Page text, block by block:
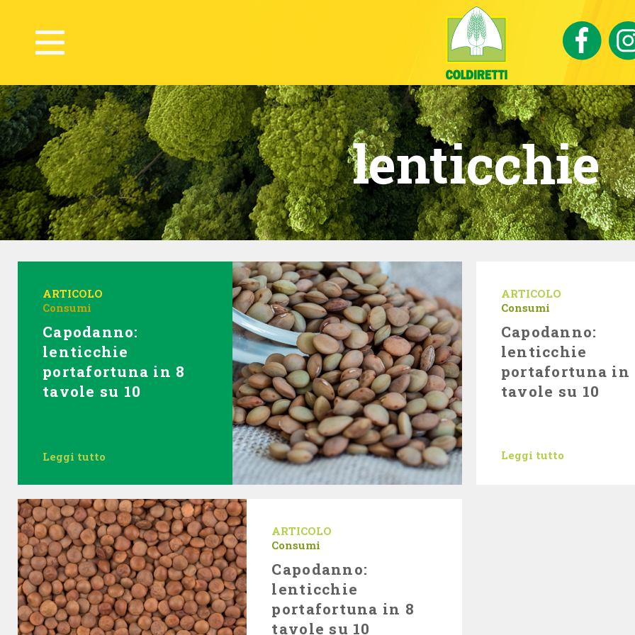
lenticchie
ARTICOLO
Consumi
Capodanno:
lenticchie
portafortuna in 8
tavole su 10
Leggi tutto
ARTICOLO
Consumi
Capodanno:
lenticchie
portafortuna in
tavole su 10
Leggi tutto
ARTICOLO
Consumi
Capodanno:
lenticchie
portafortuna in 8
tavole su 10